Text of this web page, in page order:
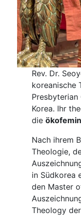
Rev. Dr.
koreanische
Korea. Ihr
die
Nach ihrem
Theologie,
in Südkorea
den Master
Theology